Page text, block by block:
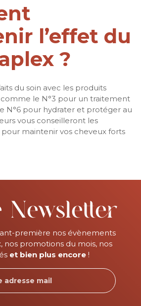
l’effet du
?
du soin avec les produits
le N°3 pour un traitement
N°6 pour hydrater et protéger au
vous conseilleront les
maintenir vos cheveux forts
Newsletter
première nos évènements
nos promotions du mois, nos
et bien plus encore!